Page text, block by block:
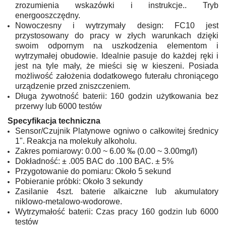
zrozumienia wskazówki i instrukcje.. Tryb
energooszczędny.
Nowoczesny i wytrzymały design: FC10 jest
przystosowany do pracy w złych warunkach dzięki
swoim odpornym na uszkodzenia elementom i
wytrzymałej obudowie. Idealnie pasuje do każdej ręki i
jest na tyle mały, że mieści się w kieszeni. Posiada
możliwość założenia dodatkowego futerału chroniącego
urządzenie przed zniszczeniem.
Długa żywotność baterii: 160 godzin użytkowania bez
przerwy lub 6000 testów
Specyfikacja techniczna
Sensor/Czujnik Platynowe ogniwo o całkowitej średnicy
1". Reakcja na molekuły alkoholu.
Zakres pomiarowy: 0.00 ~ 6.00 ‰ (0.00 ~ 3.00mg/l)
Dokładność: ± .005 BAC do .100 BAC. ± 5%
Przygotowanie do pomiaru: Około 5 sekund
Pobieranie próbki: Około 3 sekundy
Zasilanie 4szt. baterie alkaiczne lub akumulatory
niklowo-metalowo-wodorowe.
Wytrzymałość baterii: Czas pracy 160 godzin lub 6000
testów